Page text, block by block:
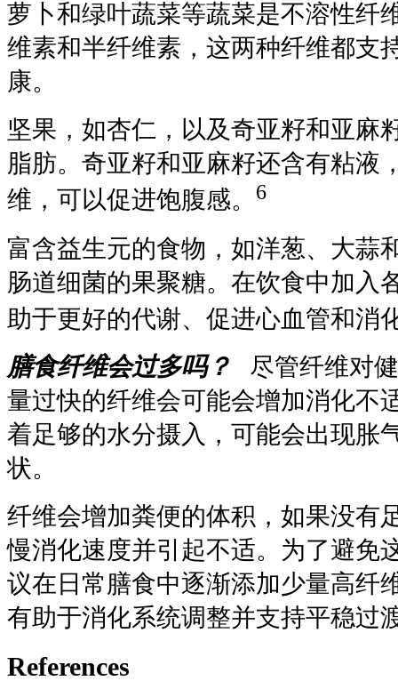
萝卜和绿叶蔬菜等蔬菜是不溶性纤
维素和半纤维素，这两种纤维都支
康。
坚果，如杏仁，以及奇亚籽和亚麻
脂肪。奇亚籽和亚麻籽还含有粘液
维，可以促进饱腹感。
6
富含益生元的食物，如洋葱、大蒜
肠道细菌的果聚糖。在饮食中加入
助于更好的代谢、促进心血管和消
膳食纤维会过多吗？ 尽管纤维对
量过快的纤维会可能会增加消化不
着足够的水分摄入，可能会出现胀
状。
纤维会增加粪便的体积，如果没有
慢消化速度并引起不适。为了避免
议在日常膳食中逐渐添加少量高纤
有助于消化系统调整并支持平稳过
References